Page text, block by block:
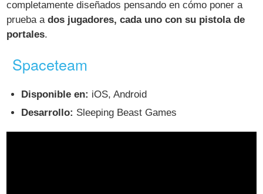
completamente diseñados pensando en cómo poner a
prueba ados jugadores, cada uno con su pistola de
portales.
Spaceteam
Disponible en: iOS, Android
Desarrollo: Sleeping Beast Games